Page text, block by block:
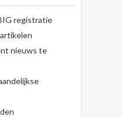
registratie
nieuws te